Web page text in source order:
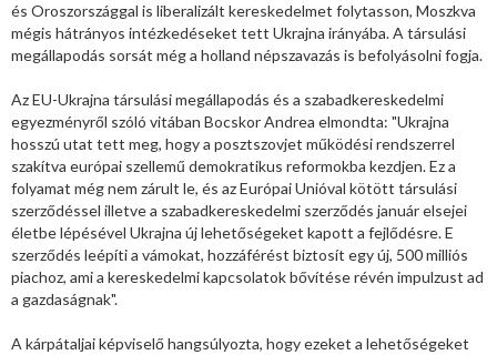
és Oroszországgal is liberalizált kereskedelmet folytasson, Moszkva
mégis hátrányos intézkedéseket tett Ukrajna irányába. A társulási
megállapodás sorsát még a holland népszavazás is befolyásolni fogja.
Az EU-Ukrajna társulási megállapodás és a szabadkereskedelmi
egyezményről szóló vitában Bocskor Andrea elmondta: "Ukrajna
hosszú utat tett meg, hogy a posztszovjet működési rendszerrel
szakítva európai szellemű demokratikus reformokba kezdjen. Ez a
folyamat még nem zárult le, és az Európai Unióval kötött társulási
szerződéssel illetve a szabadkereskedelmi szerződés január elsejei
életbe lépésével Ukrajna új lehetőségeket kapott a fejlődésre. E
szerződés leépíti a vámokat, hozzáférést biztosít egy új, 500 milliós
piachoz, ami a kereskedelmi kapcsolatok bővítése révén impulzust ad
a gazdaságnak".
A kárpátaljai képviselő hangsúlyozta, hogy ezeket a lehetőségeket